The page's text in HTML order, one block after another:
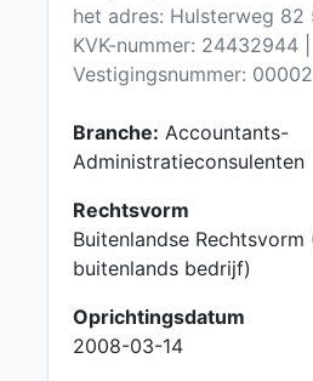
het adres: Hulsterweg 82
KVK-nummer: 24432944 |
Vestigingsnummer:
Branche: Accountants-
Administratieconsulenten
Rechtsvorm
Buitenlandse Rechtsvorm
buitenlands bedrijf)
Oprichtingsdatum
2008-03-14